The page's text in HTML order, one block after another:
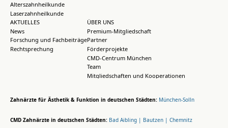
Alterszahnheilkunde
Laserzahnheilkunde
AKTUELLES
News
Forschung und Fachbeiträge
Rechtsprechung
ÜBER UNS
Premium-Mitgliedschaft
Partner
Förderprojekte
CMD-Centrum München
Team
Mitgliedschaften und Kooperationen
Zahnärzte für Ästhetik & Funktion in deutschen Städten: München-Solln
CMD Zahnärzte in deutschen Städten: Bad Aibling | Bautzen | Chemnitz